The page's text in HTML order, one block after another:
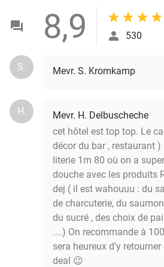
8,9 530
S. Mevr. S. Kromkamp
H.
Mevr. H. Delbuscheche
cet hôtel est top top. Le
décor du bar , restaurant
literie 1m 80 où on a
douche avec les produits
dej ( il est wahouuu : du
de charcuterie, du
du sucré , des choix de
....) On recommande à
sera heureux d'y
deal 😉